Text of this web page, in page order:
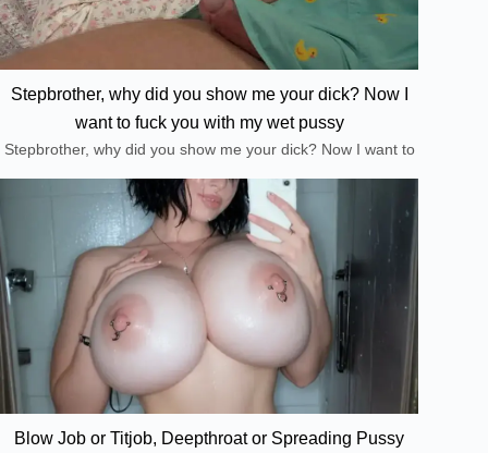
Stepbrother, why did you show me your dick? Now I
want to fuck you with my wet pussy
Stepbrother, why did you show me your dick? Now I want to
Blow Job or Titjob, Deepthroat or Spreading Pussy